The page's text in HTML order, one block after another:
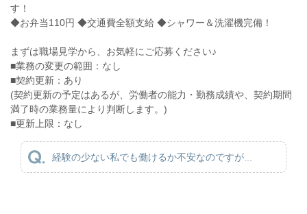
す！
◆お弁当110円 ◆交通費全額支給 ◆シャワー＆洗濯機完備！
まずは職場見学から、お気軽にご応募ください♪
■業務の変更の範囲：なし
■契約更新：あり
(契約更新の予定はあるが、労働者の能力・勤務成績や、契約期間
満了時の業務量により判断します。)
■更新上限：なし
経験の少ない私でも働けるか不安なのですが...